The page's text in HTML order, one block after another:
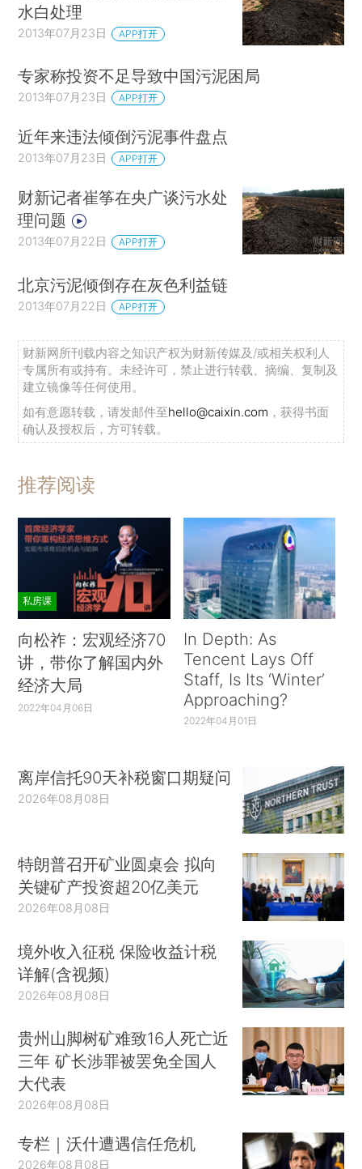
水白处理
2013年07月23日 APP打开
专家称投资不足导致中国污泥困局
2013年07月23日 APP打开
近年来违法倾倒污泥事件盘点
2013年07月23日 APP打开
财新记者崔筝在央广谈污水处
理问题
2013年07月22日 APP打开
北京污泥倾倒存在灰色利益链
2013年07月22日 APP打开
财新网所刊载内容之知识产权为财新传媒及/或相关权利人
专属所有或持有。未经许可，禁止进行转载、摘编、复制及
建立镜像等任何使用。
如有意愿转载，请发邮件至hello@caixin.com ，获得书面
确认及授权后，方可转载。
推荐阅读
私房课
向松祚：宏观经济70
讲，带你了解国内外
经济大局
2022年04月06日
In Depth: As
Tencent Lays Off
Staff, Is Its ‘Winter’
Approaching?
2022年04月01日
离岸信托90天补税窗口期疑问
2026年08月08日
特朗普召开矿业圆桌会 拟向
关键矿产投资超20亿美元
2026年08月08日
境外收入征税 保险收益计税
详解(含视频)
2026年08月08日
贵州山脚树矿难致16人死亡近
三年 矿长涉罪被罢免全国人
大代表
2026年08月08日
专栏｜沃什遭遇信任危机
2026年08月08日